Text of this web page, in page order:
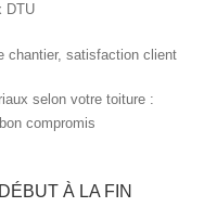
DTU
chantier, satisfaction client
selon votre toiture :
compromis
À LA FIN